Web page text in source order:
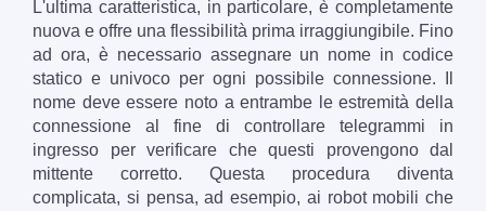
L'ultima caratteristica, in particolare, è completamente
nuova e offre una flessibilità prima irraggiungibile. Fino
ad ora, è necessario assegnare un nome in codice
statico e univoco per ogni possibile connessione. Il
nome deve essere noto a entrambe le estremità della
connessione al fine di controllare telegrammi in
ingresso per verificare che questi provengono dal
mittente corretto. Questa procedura diventa
complicata, si pensa, ad esempio, ai robot mobili che